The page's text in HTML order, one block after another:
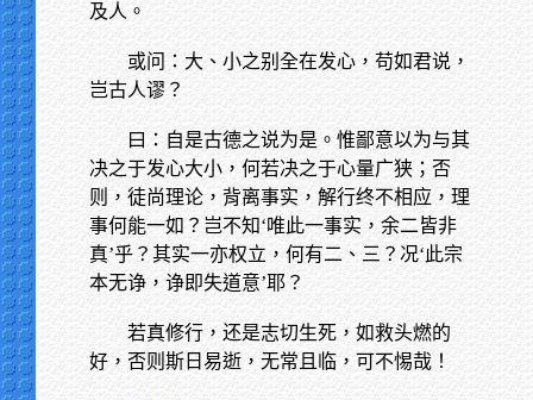
及人。
或问：大、小之别全在发心，苟如君说，
岂古人谬？
曰：自是古德之说为是。惟鄙意以为与其
决之于发心大小，何若决之于心量广狭；否
则，徒尚理论，背离事实，解行终不相应，理
事何能一如？岂不知‘唯此一事实，余二皆非
真’乎？其实一亦权立，何有二、三？况‘此宗
本无诤，诤即失道意’耶？
若真修行，还是志切生死，如救头燃的
好，否则斯日易逝，无常且临，可不惕哉！